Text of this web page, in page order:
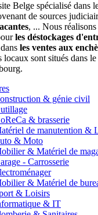
Belge spécialisé dans
de sources
, ... Nous
les déstockages
les ventes aux
locaux sont situés dans
& génie civil
& brasserie
de manutention &
& Moto
& Matériel de
- Carrosserie
& Matériel de
& Loisirs
& IT